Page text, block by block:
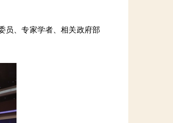
员、专家学者、相关政府部